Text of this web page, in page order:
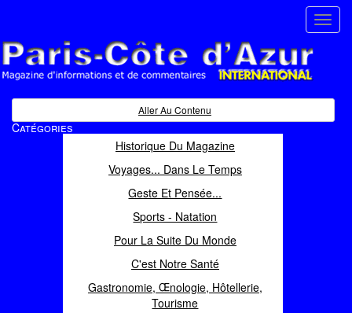
Magazine d'informations et de commentaires
Aller Au Contenu
Catégories
Historique Du Magazine
Voyages... Dans Le Temps
Geste Et Pensée...
Sports - Natation
Pour La Suite Du Monde
C'est Notre Santé
Gastronomie, Œnologie, Hôtellerie,
Tourisme